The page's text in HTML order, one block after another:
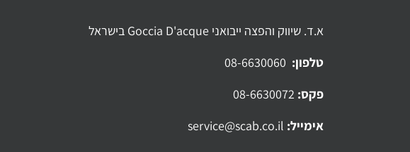
א.ד. שיווק והפצה ייבואני Goccia D'acque בישראל
טלפון:
פקס:
אימייל: